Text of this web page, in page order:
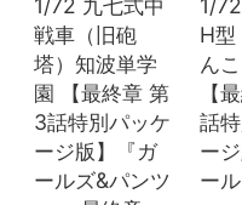
1/72 九七式中
戦車（旧砲
塔）知波単学
園 【最終章 第
3話特別パッケ
ージ版】『ガ
ールズ&パンツ
1/
H型
ん
【
話
ー
ー